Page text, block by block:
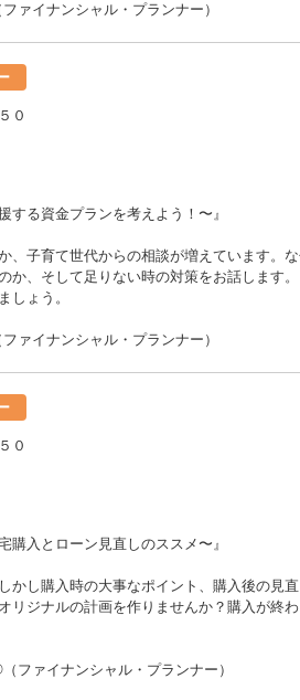
イナンシャル・プランナー）
０
プランを考えよう！〜』
、子育て世代からの相談が増えています。な
か、そして足りない時の対策をお話します。
しょう。
イナンシャル・プランナー）
０
ローン見直しのススメ〜』
かし購入時の大事なポイント、購入後の見
リジナルの計画を作りませんか？購入が終
ァイナンシャル・プランナー）